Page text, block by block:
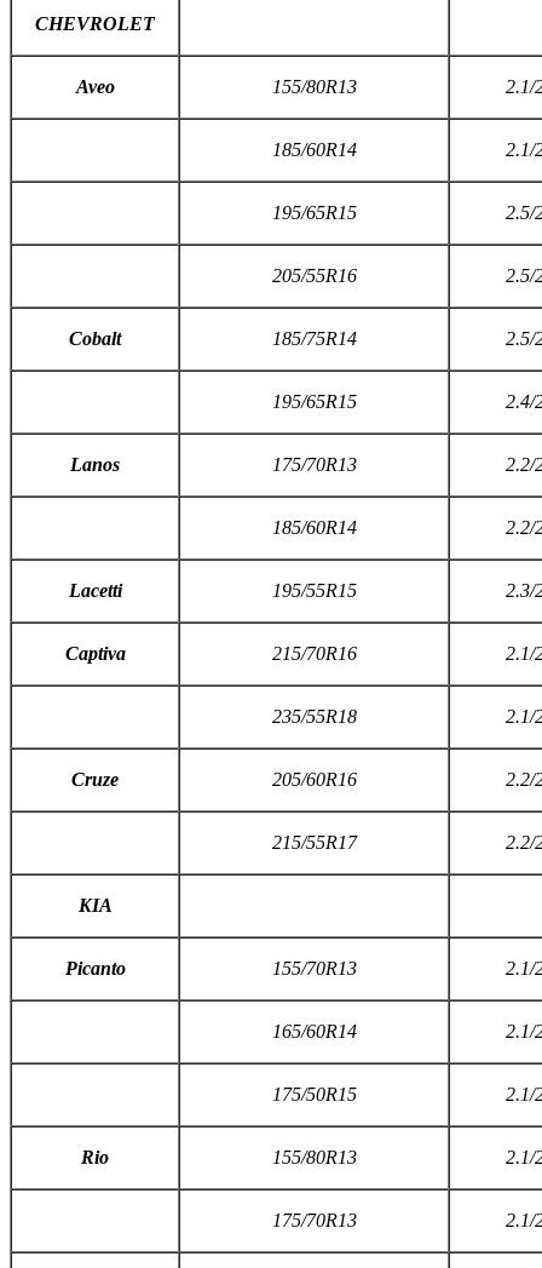
CHEVROLET
Aveo 155/80R13 2.1/
185/60R14 2.1/
195/65R15 2.5/
205/55R16 2.5/
Cobalt 185/75R14 2.5/
195/65R15 2.4/
Lanos 175/70R13 2.2/
185/60R14 2.2/
Lacetti 195/55R15 2.3/
Captiva 215/70R16 2.1/
235/55R18 2.1/
Cruze 205/60R16 2.2/
215/55R17 2.2/
KIA
Picanto 155/70R13 2.1/
165/60R14 2.1/
175/50R15 2.1/
Rio 155/80R13 2.1/
175/70R13 2.1/